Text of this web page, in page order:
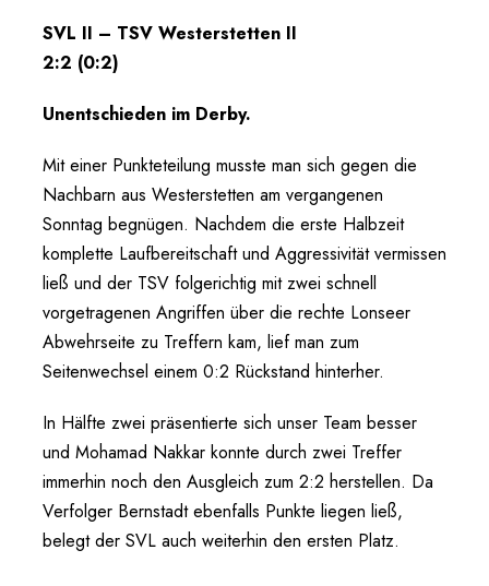
SVL II – TSV Westerstetten II
2:2 (0:2)
Unentschieden im Derby.
Mit einer Punkteteilung musste man sich gegen die
Nachbarn aus Westerstetten am vergangenen
Sonntag begnügen. Nachdem die erste Halbzeit
komplette Laufbereitschaft und Aggressivität vermissen
ließ und der TSV folgerichtig mit zwei schnell
vorgetragenen Angriffen über die rechte Lonseer
Abwehrseite zu Treffern kam, lief man zum
Seitenwechsel einem 0:2 Rückstand hinterher.
In Hälfte zwei präsentierte sich unser Team besser
und Mohamad Nakkar konnte durch zwei Treffer
immerhin noch den Ausgleich zum 2:2 herstellen. Da
Verfolger Bernstadt ebenfalls Punkte liegen ließ,
belegt der SVL auch weiterhin den ersten Platz.